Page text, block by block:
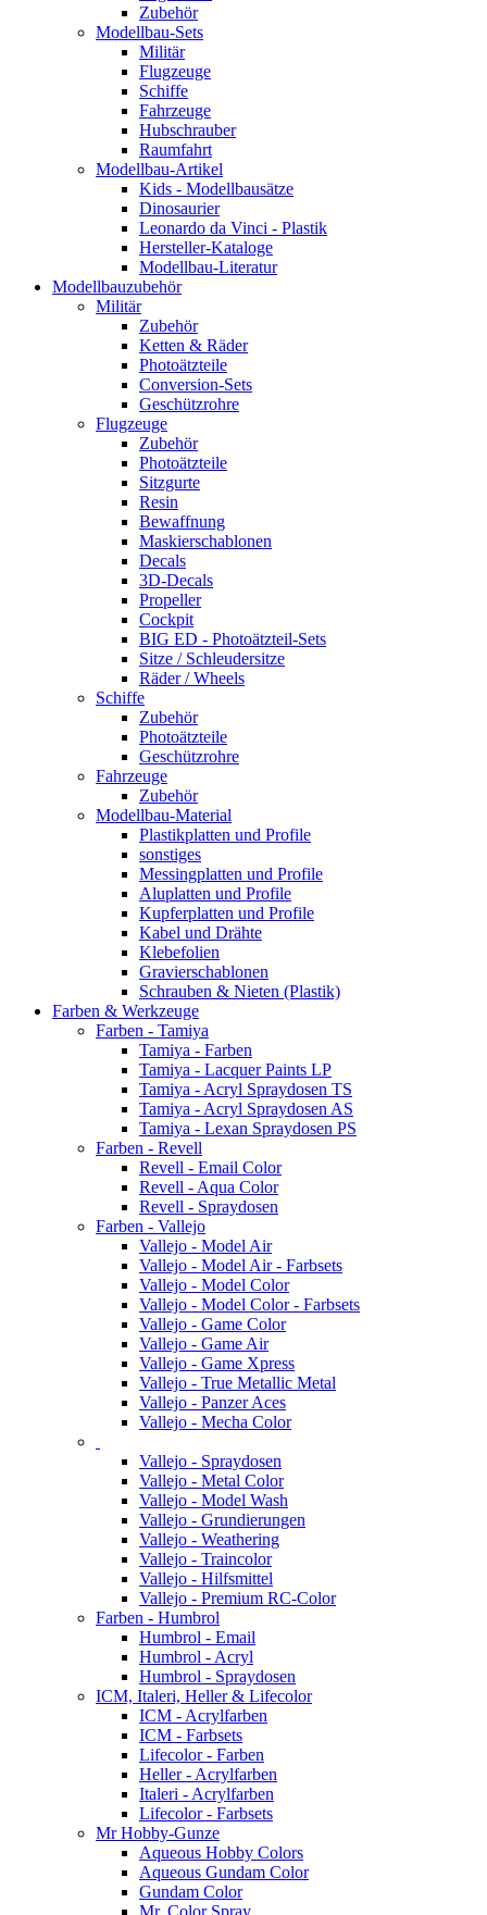
Zubehör
Modellbau-Sets
Militär
Flugzeuge
Schiffe
Fahrzeuge
Hubschrauber
Raumfahrt
Modellbau-Artikel
Kids - Modellbausätze
Dinosaurier
Leonardo da Vinci - Plastik
Hersteller-Kataloge
Modellbau-Literatur
Modellbauzubehör
Militär
Zubehör
Ketten & Räder
Photoätzteile
Conversion-Sets
Geschützrohre
Flugzeuge
Zubehör
Photoätzteile
Sitzgurte
Resin
Bewaffnung
Maskierschablonen
Decals
3D-Decals
Propeller
Cockpit
BIG ED - Photoätzteil-Sets
Sitze / Schleudersitze
Räder / Wheels
Schiffe
Zubehör
Photoätzteile
Geschützrohre
Fahrzeuge
Zubehör
Modellbau-Material
Plastikplatten und Profile
sonstiges
Messingplatten und Profile
Aluplatten und Profile
Kupferplatten und Profile
Kabel und Drähte
Klebefolien
Gravierschablonen
Schrauben & Nieten (Plastik)
Farben & Werkzeuge
Farben - Tamiya
Tamiya - Farben
Tamiya - Lacquer Paints LP
Tamiya - Acryl Spraydosen TS
Tamiya - Acryl Spraydosen AS
Tamiya - Lexan Spraydosen PS
Farben - Revell
Revell - Email Color
Revell - Aqua Color
Revell - Spraydosen
Farben - Vallejo
Vallejo - Model Air
Vallejo - Model Air - Farbsets
Vallejo - Model Color
Vallejo - Model Color - Farbsets
Vallejo - Game Color
Vallejo - Game Air
Vallejo - Game Xpress
Vallejo - True Metallic Metal
Vallejo - Panzer Aces
Vallejo - Mecha Color
Vallejo - Spraydosen
Vallejo - Metal Color
Vallejo - Model Wash
Vallejo - Grundierungen
Vallejo - Weathering
Vallejo - Traincolor
Vallejo - Hilfsmittel
Vallejo - Premium RC-Color
Farben - Humbrol
Humbrol - Email
Humbrol - Acryl
Humbrol - Spraydosen
ICM, Italeri, Heller & Lifecolor
ICM - Acrylfarben
ICM - Farbsets
Lifecolor - Farben
Heller - Acrylfarben
Italeri - Acrylfarben
Lifecolor - Farbsets
Mr Hobby-Gunze
Aqueous Hobby Colors
Aqueous Gundam Color
Gundam Color
Mr. Color Spray